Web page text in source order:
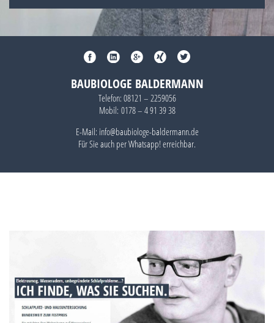
BAUBIOLOGE BALDERMANN
Telefon: 08121 – 2259056
Mobil: 0178 – 4 91 39 38
E-Mail: info@baubiologe-baldermann.de
Für Sie auch perWhatsapp!erreichbar.